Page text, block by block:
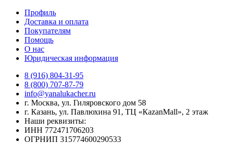
Профиль
Доставка и оплата
Покупателям
Помощь
О нас
Юридическая информация
8 (916) 804-31-95
8 (800) 707-87-79
info@yanalukacher.ru
г. Москва, ул. Гиляровского дом 58
г. Казань, ул. Павлюхина 91, ТЦ «КazanMall», 2 этаж
Наши реквизиты:
ИНН 772471706203
ОГРНИП 315774600290533